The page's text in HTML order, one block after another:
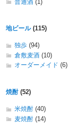
普通酒 (1)
地ビール(115)
独歩 (94)
倉敷麦酒 (10)
オーダーメイド (6)
焼酎(52)
米焼酎 (40)
麦焼酎 (14)